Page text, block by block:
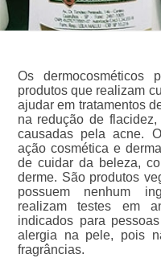
Os dermocosméticos
produtos que realizam
ajudar em tratamentos
na redução de
causadas pela acne.
ação cosmética e
de cuidar da beleza,
derme. São produtos
possuem nenhum
realizam testes em
indicados para
alergia na pele, pois
fragrâncias.